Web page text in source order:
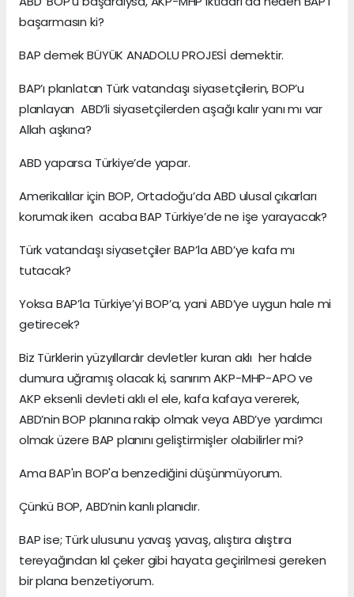
başarmasın ki?
BAP demek BÜYÜK ANADOLU PROJESİ demektir.
BAP’ı planlatan Türk vatandaşı siyasetçilerin, BOP’u
planlayan ABD’li siyasetçilerden aşağı kalır yanı mı var
Allah aşkına?
ABD yaparsa Türkiye’de yapar.
Amerikalılar için BOP, Ortadoğu’da ABD ulusal çıkarları
korumak iken acaba BAP Türkiye’de ne işe yarayacak?
Türk vatandaşı siyasetçiler BAP’la ABD’ye kafa mı
tutacak?
Yoksa BAP’la Türkiye’yi BOP’a, yani ABD’ye uygun hale mi
getirecek?
Biz Türklerin yüzyıllardır devletler kuran aklı her halde
dumura uğramış olacak ki, sanırım AKP-MHP-APO ve
AKP eksenli devleti aklı el ele, kafa kafaya vererek,
ABD’nin BOP planına rakip olmak veya ABD’ye yardımcı
olmak üzere BAP planını geliştirmişler olabilirler mi?
Ama BAP'ın BOP'a benzediğini düşünmüyorum.
Çünkü BOP, ABD’nin kanlı planıdır.
BAP ise; Türk ulusunu yavaş yavaş, alıştıra alıştıra
tereyağından kıl çeker gibi hayata geçirilmesi gereken
bir plana benzetiyorum.